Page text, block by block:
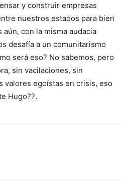
y construir empresas
nuestros estados para bien
con la misma audacia
desafía a un comunitarismo
será eso? No sabemos, pero
sin vacilaciones, sin
valores egoístas en crisis, eso
Hugo??.